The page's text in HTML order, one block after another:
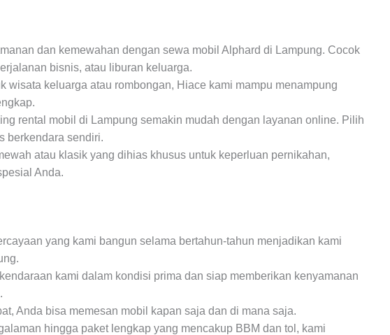
dan kemewahan dengan sewa mobil Alphard di Lampung. Cocok
bisnis, atau liburan keluarga.
wisata keluarga atau rombongan, Hiace kami mampu menampung
rental mobil di Lampung semakin mudah dengan layanan online. Pilih
berkendara sendiri.
atau klasik yang dihias khusus untuk keperluan pernikahan,
Anda.
yang kami bangun selama bertahun-tahun menjadikan kami
kami dalam kondisi prima dan siap memberikan kenyamanan
Anda bisa memesan mobil kapan saja dan di mana saja.
hingga paket lengkap yang mencakup BBM dan tol, kami